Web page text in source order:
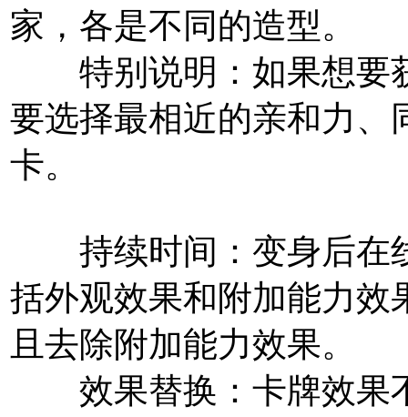
家，各是不同的造型。
特别说明： 如果想要
要选择最相近的亲和力、
卡。
持续时间： 变身后在
括外观效果和附加能力效
且去除附加能力效果。
效果替换： 卡牌效果